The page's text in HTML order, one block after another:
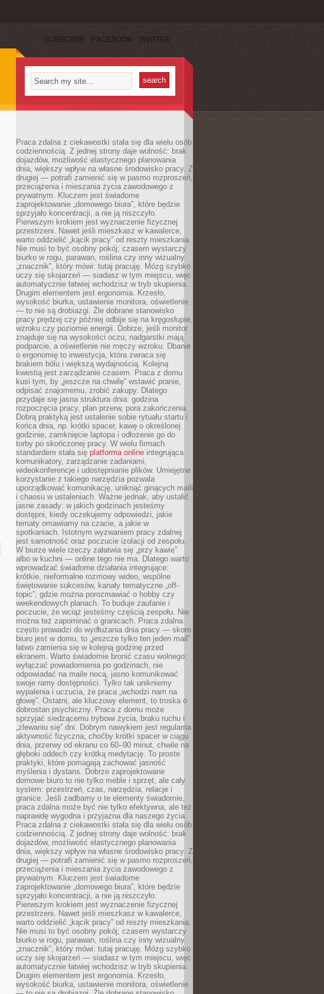
SUBSCRIBE FACEBOOK TWITTER
Praca zdalna z ciekawostki stała się dla wielu osób
codziennością. Z jednej strony daje wolność: brak
dojazdów, możliwość elastycznego planowania
dnia, większy wpływ na własne środowisko pracy. Z
drugiej — potrafi zamienić się w pasmo rozproszeń,
przeciążenia i mieszania życia zawodowego z
prywatnym. Kluczem jest świadome
zaprojektowanie „domowego biura”, które będzie
sprzyjało koncentracji, a nie ją niszczyło.
Pierwszym krokiem jest wyznaczenie fizycznej
przestrzeni. Nawet jeśli mieszkasz w kawalerce,
warto oddzielić „kącik pracy” od reszty mieszkania.
Nie musi to być osobny pokój; czasem wystarczy
biurko w rogu, parawan, roślina czy inny wizualny
„znacznik”, który mówi: tutaj pracuję. Mózg szybko
uczy się skojarzeń — siadasz w tym miejscu, więc
automatycznie łatwiej wchodzisz w tryb skupienia.
Drugim elementem jest ergonomia. Krzesło,
wysokość biurka, ustawienie monitora, oświetlenie
— to nie są drobiazgi. Źle dobrane stanowisko
pracy prędzej czy później odbije się na kręgosłupie,
wzroku czy poziomie energii. Dobrze, jeśli monitor
znajduje się na wysokości oczu, nadgarstki mają
podparcie, a oświetlenie nie męczy wzroku. Dbanie
o ergonomię to inwestycja, która zwraca się
brakiem bólu i większą wydajnością. Kolejną
kwestią jest zarządzanie czasem. Praca z domu
kusi tym, by „jeszcze na chwilę” wstawić pranie,
odpisać znajomemu, zrobić zakupy. Dlatego
przydaje się jasna struktura dnia: godzina
rozpoczęcia pracy, plan przerw, pora zakończenia.
Dobrą praktyką jest ustalenie sobie rytuału startu i
końca dnia, np. krótki spacer, kawę o określonej
godzinie, zamknięcie laptopa i odłożenie go do
torby po skończonej pracy. W wielu firmach
standardem stała się platforma online integrująca
komunikatory, zarządzanie zadaniami,
wideokonferencje i udostępnianie plików. Umiejętne
korzystanie z takiego narzędzia pozwala
uporządkować komunikację, uniknąć ginących maili
i chaosu w ustaleniach. Ważne jednak, aby ustalić
jasne zasady: w jakich godzinach jesteśmy
dostępni, kiedy oczekujemy odpowiedzi, jakie
tematy omawiamy na czacie, a jakie w
spotkaniach. Istotnym wyzwaniem pracy zdalnej
jest samotność oraz poczucie izolacji od zespołu.
W biurze wiele rzeczy załatwia się „przy kawie”
albo w kuchni — online tego nie ma. Dlatego warto
wprowadzać świadome działania integrujące:
krótkie, nieformalne rozmowy wideo, wspólne
świętowanie sukcesów, kanały tematyczne „off-
topic”, gdzie można porozmawiać o hobby czy
weekendowych planach. To buduje zaufanie i
poczucie, że wciąż jesteśmy częścią zespołu. Nie
można też zapominać o granicach. Praca zdalna
często prowadzi do wydłużania dnia pracy — skoro
biuro jest w domu, to „jeszcze tylko ten jeden mail”
łatwo zamienia się w kolejną godzinę przed
ekranem. Warto świadomie bronić czasu wolnego:
wyłączać powiadomienia po godzinach, nie
odpowiadać na maile nocą, jasno komunikować
swoje ramy dostępności. Tylko tak unikniemy
wypalenia i uczucia, że praca „wchodzi nam na
głowę”. Ostatni, ale kluczowy element, to troska o
dobrostan psychiczny. Praca z domu może
sprzyjać siedzącemu trybowi życia, braku ruchu i
„zlewaniu się” dni. Dobrym nawykiem jest regularna
aktywność fizyczna, choćby krótki spacer w ciągu
dnia, przerwy od ekranu co 60–90 minut, chwile na
głęboki oddech czy krótką medytację. To proste
praktyki, które pomagają zachować jasność
myślenia i dystans. Dobrze zaprojektowane
domowe biuro to nie tylko meble i sprzęt, ale cały
system: przestrzeń, czas, narzędzia, relacje i
granice. Jeśli zadbamy o te elementy świadomie,
praca zdalna może być nie tylko efektywna, ale też
naprawdę wygodna i przyjazna dla naszego życia.
Praca zdalna z ciekawostki stała się dla wielu osób
codziennością. Z jednej strony daje wolność: brak
dojazdów, możliwość elastycznego planowania
dnia, większy wpływ na własne środowisko pracy. Z
drugiej — potrafi zamienić się w pasmo rozproszeń,
przeciążenia i mieszania życia zawodowego z
prywatnym. Kluczem jest świadome
zaprojektowanie „domowego biura”, które będzie
sprzyjało koncentracji, a nie ją niszczyło.
Pierwszym krokiem jest wyznaczenie fizycznej
przestrzeni. Nawet jeśli mieszkasz w kawalerce,
warto oddzielić „kącik pracy” od reszty mieszkania.
Nie musi to być osobny pokój; czasem wystarczy
biurko w rogu, parawan, roślina czy inny wizualny
„znacznik”, który mówi: tutaj pracuję. Mózg szybko
uczy się skojarzeń — siadasz w tym miejscu, więc
automatycznie łatwiej wchodzisz w tryb skupienia.
Drugim elementem jest ergonomia. Krzesło,
wysokość biurka, ustawienie monitora, oświetlenie